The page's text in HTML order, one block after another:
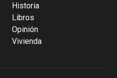
Historia
Libros
Opinión
Vivienda